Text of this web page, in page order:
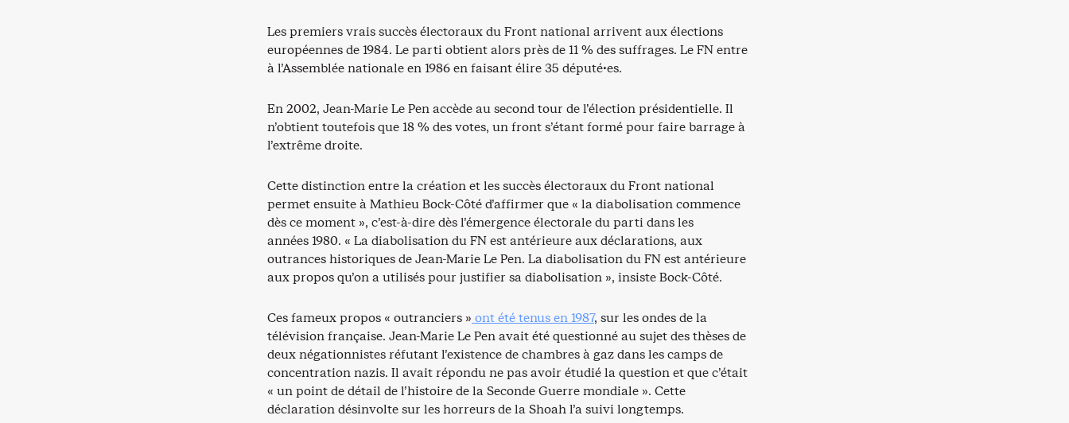
Les premiers vrais succès électoraux du Front national arrivent aux élections
européennes de 1984. Le parti obtient alors près de 11 % des suffrages. Le FN entre
à l’Assemblée nationale en 1986 en faisant élire 35 député·es.
En 2002, Jean-Marie Le Pen accède au second tour de l’élection présidentielle. Il
n’obtient toutefois que 18 % des votes, un front s’étant formé pour faire barrage à
l’extrême droite.
Cette distinction entre la création et les succès électoraux du Front national
permet ensuite à Mathieu Bock-Côté d’affirmer que « la diabolisation commence
dès ce moment », c’est-à-dire dès l’émergence électorale du parti dans les
années 1980. « La diabolisation du FN est antérieure aux déclarations, aux
outrances historiques de Jean-Marie Le Pen. La diabolisation du FN est antérieure
aux propos qu’on a utilisés pour justifier sa diabolisation », insiste Bock-Côté.
Ces fameux propos « outranciers » ont été tenus en 1987, sur les ondes de la
télévision française. Jean-Marie Le Pen avait été questionné au sujet des thèses de
deux négationnistes réfutant l’existence de chambres à gaz dans les camps de
concentration nazis. Il avait répondu ne pas avoir étudié la question et que c’était
« un point de détail de l’histoire de la Seconde Guerre mondiale ». Cette
déclaration désinvolte sur les horreurs de la Shoah l’a suivi longtemps.